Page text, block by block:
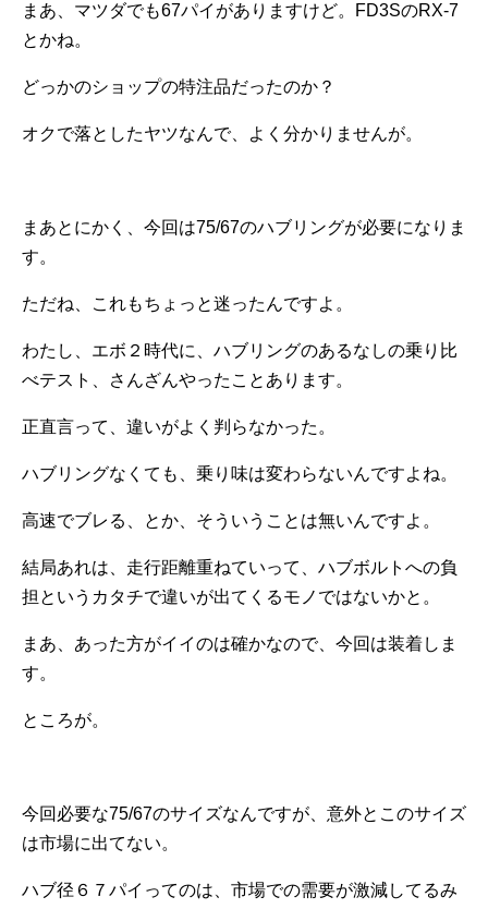
まあ、マツダでも67パイがありますけど。FD3SのRX-7
とかね。
どっかのショップの特注品だったのか？
オクで落としたヤツなんで、よく分かりませんが。
まあとにかく、今回は75/67のハブリングが必要になりま
す。
ただね、これもちょっと迷ったんですよ。
わたし、エボ２時代に、ハブリングのあるなしの乗り比
べテスト、さんざんやったことあります。
正直言って、違いがよく判らなかった。
ハブリングなくても、乗り味は変わらないんですよね。
高速でブレる、とか、そういうことは無いんですよ。
結局あれは、走行距離重ねていって、ハブボルトへの負
担というカタチで違いが出てくるモノではないかと。
まあ、あった方がイイのは確かなので、今回は装着しま
す。
ところが。
今回必要な75/67のサイズなんですが、意外とこのサイズ
は市場に出てない。
ハブ径６７パイってのは、市場での需要が激減してるみ